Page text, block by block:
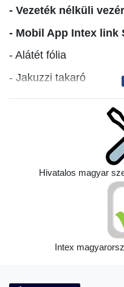
- Vezeték nélküli
- Mobil App Intex link
- Alátét fólia
- Jakuzzi takaró
- Hordozó táska
Doboz méretei:
Műszaki paraméterek:
Hivatalos magyar
Intex